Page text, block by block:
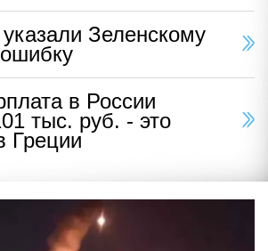
Зеленскому
в России
тыс. руб. - это
Греции